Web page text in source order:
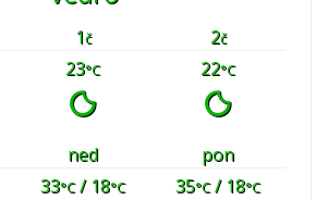
1č 2č
23°C 22°C
ned
pon
33°C/ 18°C 35°C/ 18°C